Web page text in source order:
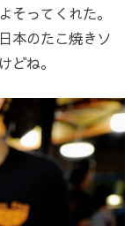
そってくれた。
本のたこ焼きソ
どね。